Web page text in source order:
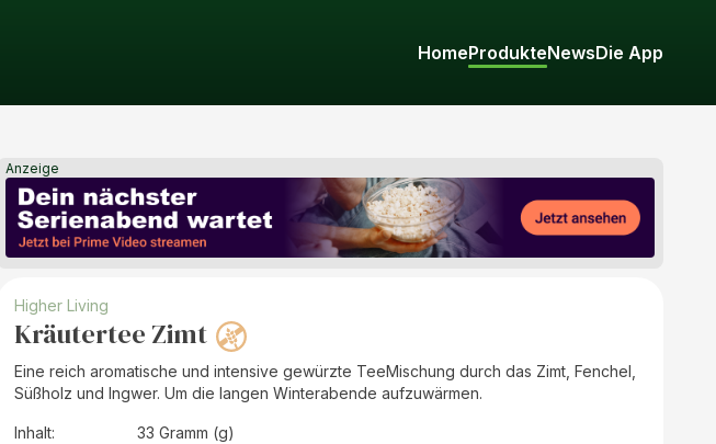
HomeProdukteNewsDie App
Anzeige
Higher Living
Kräutertee Zimt
Eine reich aromatische und intensive gewürzte TeeMischung durch das Zimt, Fenchel,
Süßholz und Ingwer. Um die langen Winterabende aufzuwärmen.
Inhalt:
33 Gramm (g)